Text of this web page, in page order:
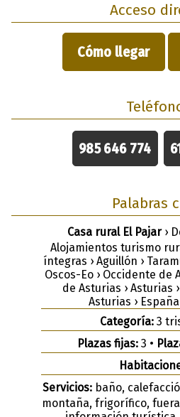
Acceso
Cómo llegar
985 646 774
Palabras
Casa rural El Pajar›
Alojamientos turismo
íntegras › Aguillón ›
Oscos-Eo › Occidente de
de Asturias › Asturias
Asturias ›
Categoría: 3
Plazas fijas:3 •
Servicios:baño,
montaña, frigorífico,